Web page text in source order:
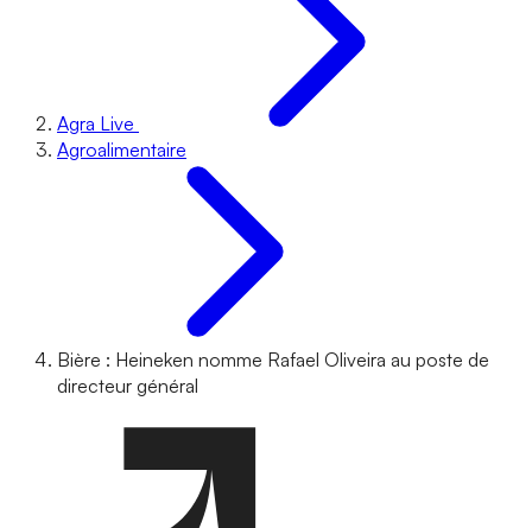
Agra Live
Agroalimentaire
Bière : Heineken nomme Rafael Oliveira au poste de
directeur général